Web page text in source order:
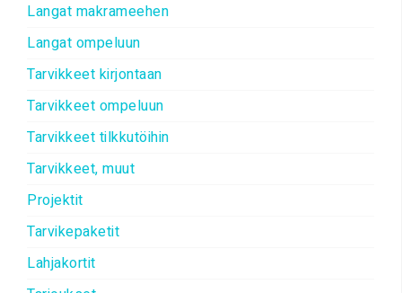
Langat makrameehen
Langat ompeluun
Tarvikkeet kirjontaan
Tarvikkeet ompeluun
Tarvikkeet tilkkutöihin
Tarvikkeet, muut
Projektit
Tarvikepaketit
Lahjakortit